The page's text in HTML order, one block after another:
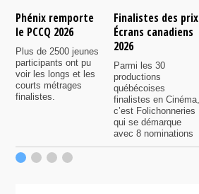
Phénix remporte
le PCCQ 2026
Plus de 2500 jeunes
participants ont pu
voir les longs et les
courts métrages
finalistes.
Finalistes des prix
Écrans canadiens
2026
Parmi les 30
productions
québécoises
finalistes en Cinéma,
c’est Folichonneries
qui se démarque
avec 8 nominations